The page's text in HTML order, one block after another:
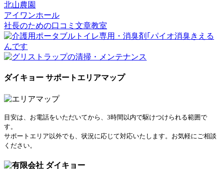
北山農園
アイワンホール
社長のための口コミ文章教室
ダイキョー サポートエリアマップ
目安は、お電話をいただいてから、3時間以内で駆けつけられる範囲で
す。
サポートエリア以外でも、状況に応じて対応いたします。お気軽にご相談
ください。